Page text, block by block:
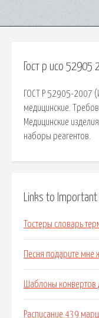
Гост р исо 52905
ГОСТ Р 52905-2007
медицинские.
Медицинские
наборы реагентов.
Links to
Тостеры словарь
Песня подарите мне
Шаблоны конвертов
Расписание 439